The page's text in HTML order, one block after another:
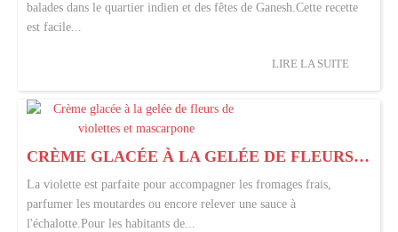
balades dans le quartier indien et des fêtes de Ganesh.Cette recette
est facile...
LIRE LA SUITE
CRÈME GLACÉE À LA GELÉE DE FLEURS DE VIOLETTES ET MASCARPONE
La violette est parfaite pour accompagner les fromages frais,
parfumer les moutardes ou encore relever une sauce à
l'échalotte.Pour les habitants de...